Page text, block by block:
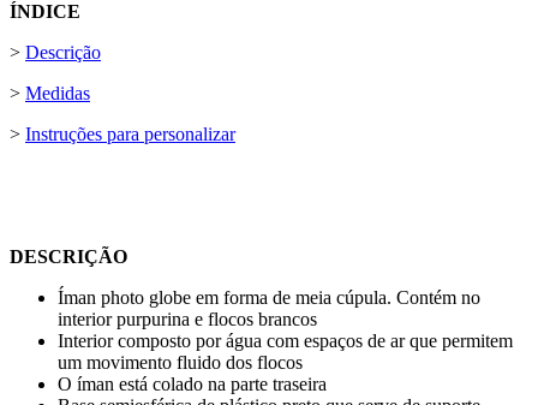
ÍNDICE
> Descrição
> Medidas
> Instruções para personalizar
DESCRIÇÃO
Íman photo globe em forma de meia cúpula. Contém no
interior purpurina e flocos brancos
Interior composto por água com espaços de ar que permitem
um movimento fluido dos flocos
O íman está colado na parte traseira